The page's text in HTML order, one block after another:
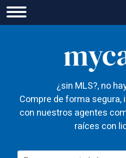
¿sin MLS?, no
Compre de forma
con nuestros agentes
raíces con